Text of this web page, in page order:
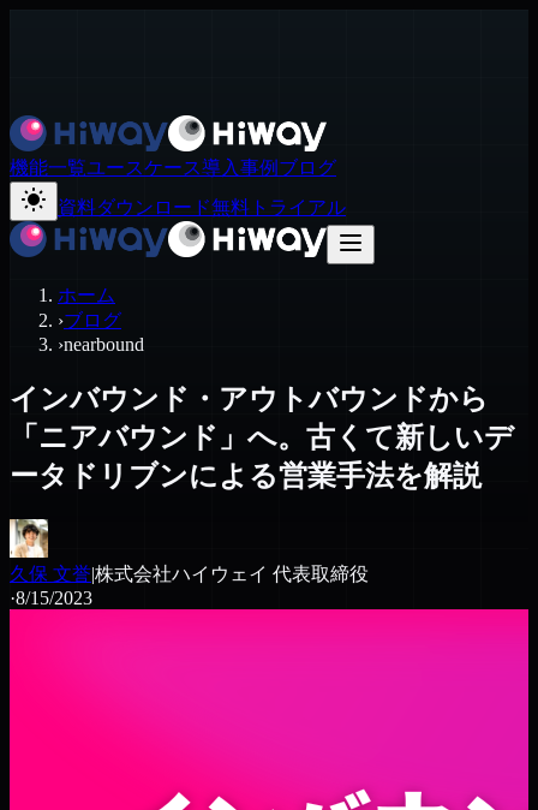
機能一覧ユースケース導入事例 ブログ
資料ダウンロード無料トライアル
ホーム
›ブログ
›nearbound
インバウンド・アウトバウンドから
「ニアバウンド」へ。古くて新しいデ
ータドリブンによる営業手法を解説
久保 文誉|株式会社ハイウェイ 代表取締役
·8/15/2023